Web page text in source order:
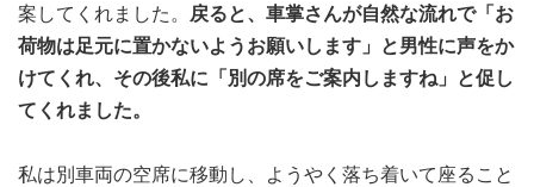
案してくれました。 戻ると、車掌さんが自然な流れで「お
荷物は足元に置かないようお願いします」と男性に声をか
けてくれ、その後私に「別の席をご案内しますね」と促し
てくれました。
私は別車両の空席に移動し、ようやく落ち着いて座ること